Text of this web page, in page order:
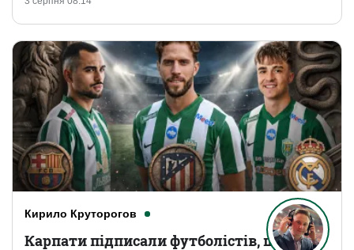
Кирило Круторогов
Карпати підписали футболістів, що